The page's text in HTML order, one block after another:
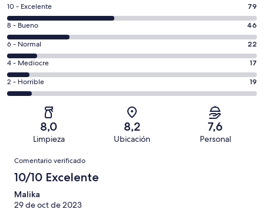
79
comentarios
de
un
total
de
183
con
puntuación
10 - Excelente 79
46
comentarios
de
un
total
de
puntuación
8 - Bueno 46
22
comentarios
de
un
total
puntuación
Normal
6 - Normal 22
17
comentarios
de
una
puntuación
4 - Mediocre 17
19
comentarios
183
una
puntuación
de
2 - Horrible 19
8,0
Limpieza
8,2
Ubicación
7,6
Personal
Comentarios
Comentario verificado
10/10 Excelente
Malika
29 de oct de 2023